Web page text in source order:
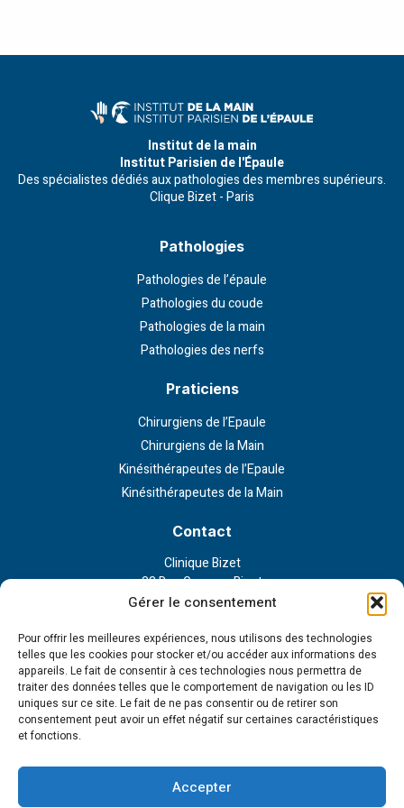
Gérer le consentement
Pour offrir les meilleures expériences, nous utilisons des technologies
telles que les cookies pour stocker et/ou accéder aux informations des
appareils. Le fait de consentir à ces technologies nous permettra de
traiter des données telles que le comportement de navigation ou les ID
uniques sur ce site. Le fait de ne pas consentir ou de retirer son
consentement peut avoir un effet négatif sur certaines caractéristiques
et fonctions.
Accepter
Institut de la main
Institut Parisien de l'Épaule
Des spécialistes dédiés aux pathologies des membres supérieurs.
Clique Bizet - Paris
Pathologies
Pathologies de l’épaule
Pathologies du coude
Pathologies de la main
Pathologies des nerfs
Praticiens
Chirurgiens de l’Epaule
Chirurgiens de la Main
Kinésithérapeutes de l’Epaule
Kinésithérapeutes de la Main
Contact
Clinique Bizet
23 Rue Georges Bizet
75116 Paris
Liens externe
Politique de confidentialité
Politique en matière de cookies
Tous droits réservés - 2023 © Institut de la main et l'épaule